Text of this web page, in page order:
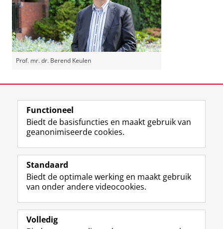
Prof. mr. dr. Berend Keulen
View this page in:
Volg de RUG
F
a
e
b
o
L
i
k
e
I
R
S
-
f
e
I
n
t
r
Y
o
T
e
Studiekiezers
Alumni
Functioneel
Biedt de basisfuncties en maakt gebruik van
geanonimiseerde cookies.
Standaard
Biedt de optimale werking en maakt gebruik
van onder andere videocookies.
Volledig